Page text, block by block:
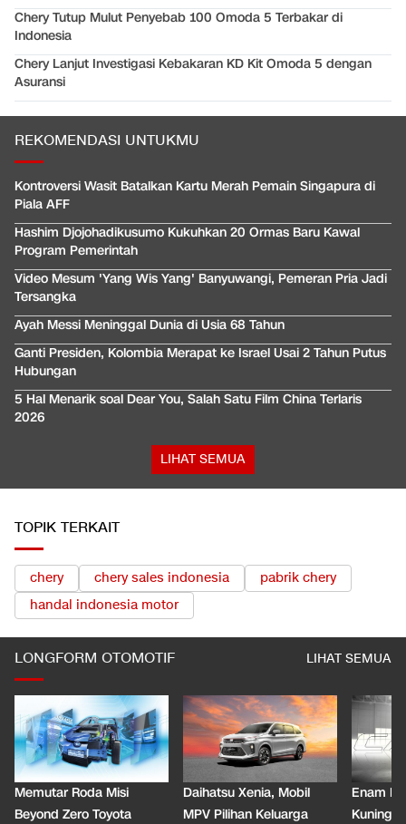
Chery Tutup Mulut Penyebab 100 Omoda 5 Terbakar di
Indonesia
Chery Lanjut Investigasi Kebakaran KD Kit Omoda 5 dengan
Asuransi
REKOMENDASI UNTUKMU
Kontroversi Wasit Batalkan Kartu Merah Pemain Singapura di
Piala AFF
Hashim Djojohadikusumo Kukuhkan 20 Ormas Baru Kawal
Program Pemerintah
Video Mesum 'Yang Wis Yang' Banyuwangi, Pemeran Pria Jadi
Tersangka
Ayah Messi Meninggal Dunia di Usia 68 Tahun
Ganti Presiden, Kolombia Merapat ke Israel Usai 2 Tahun Putus
Hubungan
5 Hal Menarik soal Dear You, Salah Satu Film China Terlaris
2026
LIHAT SEMUA
TOPIK TERKAIT
chery chery sales indonesia
pabrik chery
handal indonesia motor
LONGFORM OTOMOTIF LIHAT SEMUA
Memutar Roda Misi
Beyond Zero Toyota
Daihatsu Xenia, Mobil
MPV Pilihan Keluarga
Enam
Kuning